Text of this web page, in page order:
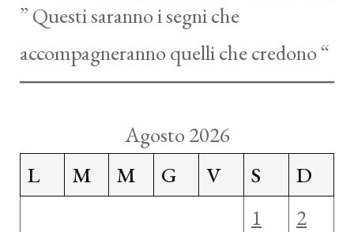
” Questi saranno i segni che
accompagneranno quelli che credono “
Agosto 2026
L
M M G V S
D
1
2